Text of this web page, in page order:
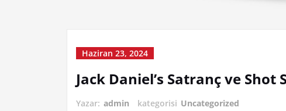
Haziran 23, 2024
Jack Daniel’s Satranç ve Shot
Yazar: admin kategorisi Uncategorized